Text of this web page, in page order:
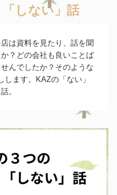
「しない」話
は資料を見たり、話を聞
？どの会社も良いことば
んでしたか？そのような
します。KAZの「ない」
話。